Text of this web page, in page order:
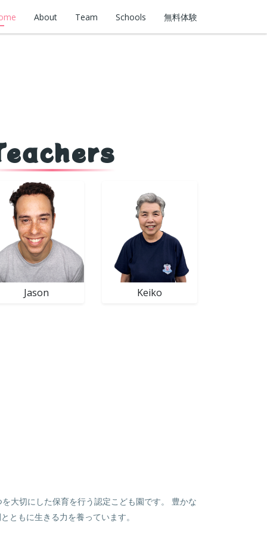
About Team Schools 無料体験
Jason Keiko
大切にした保育を行う認定こども園です。 豊かな
ともに生きる力を養っています。